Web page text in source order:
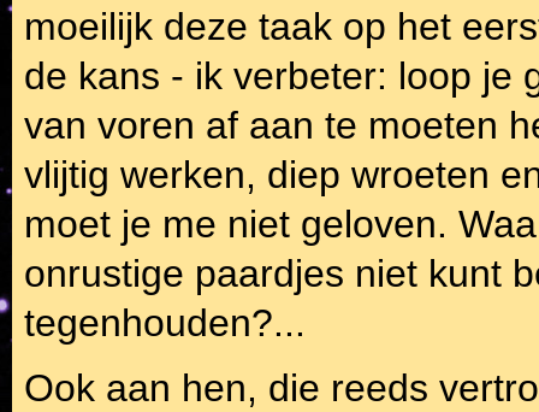
moeilijk deze taak op het
de kans - ik verbeter: loop je
van voren af aan te moeten
vlijtig werken, diep wroeten
moet je me niet geloven.
onrustige paardjes niet kunt
tegenhouden?...
Ook aan hen, die reeds